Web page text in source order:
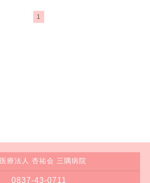
1
医療法人 杏祐会 三隅病院
0837-43-0711